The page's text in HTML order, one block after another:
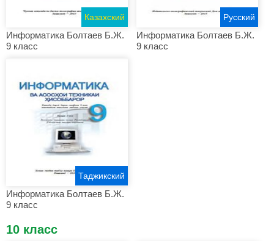
Информатика Болтаев Б.Ж.
9 класс
Казахский
Информатика Болтаев Б.Ж.
9 класс
Русский
Информатика Болтаев Б.Ж.
9 класс
Таджикский
10 класс